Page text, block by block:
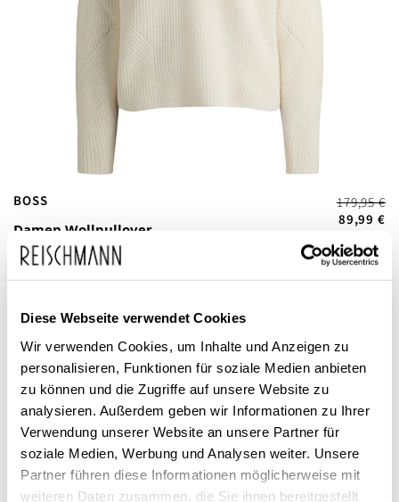
Diese Webseite verwendet Cookies
Wir verwenden Cookies, um Inhalte und Anzeigen zu
personalisieren, Funktionen für soziale Medien anbieten
zu können und die Zugriffe auf unsere Website zu
analysieren. Außerdem geben wir Informationen zu Ihrer
Verwendung unserer Website an unsere Partner für
soziale Medien, Werbung und Analysen weiter. Unsere
Partner führen diese Informationen möglicherweise mit
weiteren Daten zusammen, die Sie ihnen bereitgestellt
Zum
Anfang
der
Bildgalerie
BOSS
Damen Wollpullover
Flondassy
179,95 €
89,99 €
Dieses Produkt ist exklusiv in unseren Filialen erhältlich. Prüfen Sie
mit einem Klick auf „Vor Ort verfügbar?", wo Ihre Größe vorrätig ist.
Vor Ort verfügbar?